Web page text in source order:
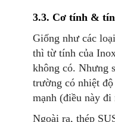
3.3. Cơ tính &
Giống như các
thì từ tính của
không có. Nhưng
trường có nhiệt
mạnh (điều này
Ngoài ra, thép